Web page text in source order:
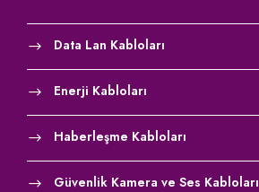
Data Lan Kabloları
Enerji Kabloları
Haberleşme Kabloları
Güvenlik Kamera ve Ses Kabloları